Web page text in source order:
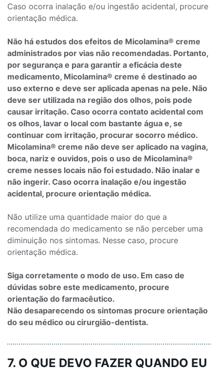
Caso ocorra inalação e/ou ingestão acidental, procure
orientação médica.
Não há estudos dos efeitos de Micolamina® creme
administrados por vias não recomendadas. Portanto,
por segurança e para garantir a eficácia deste
medicamento, Micolamina® creme é destinado ao
uso externo e deve ser aplicada apenas na pele. Não
deve ser utilizada na região dos olhos, pois pode
causar irritação. Caso ocorra contato acidental com
os olhos, lavar o local com bastante água e, se
continuar com irritação, procurar socorro médico.
Micolamina® creme não deve ser aplicado na vagina,
boca, nariz e ouvidos, pois o uso de Micolamina®
creme nesses locais não foi estudado. Não inalar e
não ingerir. Caso ocorra inalação e/ou ingestão
acidental, procure orientação médica.
Não utilize uma quantidade maior do que a
recomendada do medicamento se não perceber uma
diminuição nos sintomas. Nesse caso, procure
orientação médica.
Siga corretamente o modo de uso. Em caso de
dúvidas sobre este medicamento, procure
orientação do farmacêutico.
Não desaparecendo os sintomas procure orientação
do seu médico ou cirurgião-dentista.
7. O QUE DEVO FAZER QUANDO EU